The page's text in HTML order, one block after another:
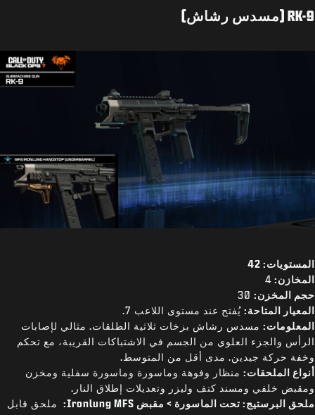
RK-9 (مسدس رشاش)
المستويات: 42
المخازن: 4
حجم المخزن:
المعيار المتاحة: يُفتح عند مستوى اللاعب 7.
المعلومات: مسدس رشاش بزخات ثلاثية الطلقات. مثالي لإصابات
الرأس والجزء العلوي من الجسم في الاشتباكات القريبة، مع تحكم
وخفة حركة جيدين. مدى أقل من المتوسط.
أنواع الملحقات: منظار وفوهة وماسورة وماسورة سفلية ومخزن
ومقبض خلفي ومسند كتف وليزر وتعديلات إطلاق النار.
ملحق البرستيج: تحت الماسورة > مقبض Ironlung MFS:
ملحق قابل